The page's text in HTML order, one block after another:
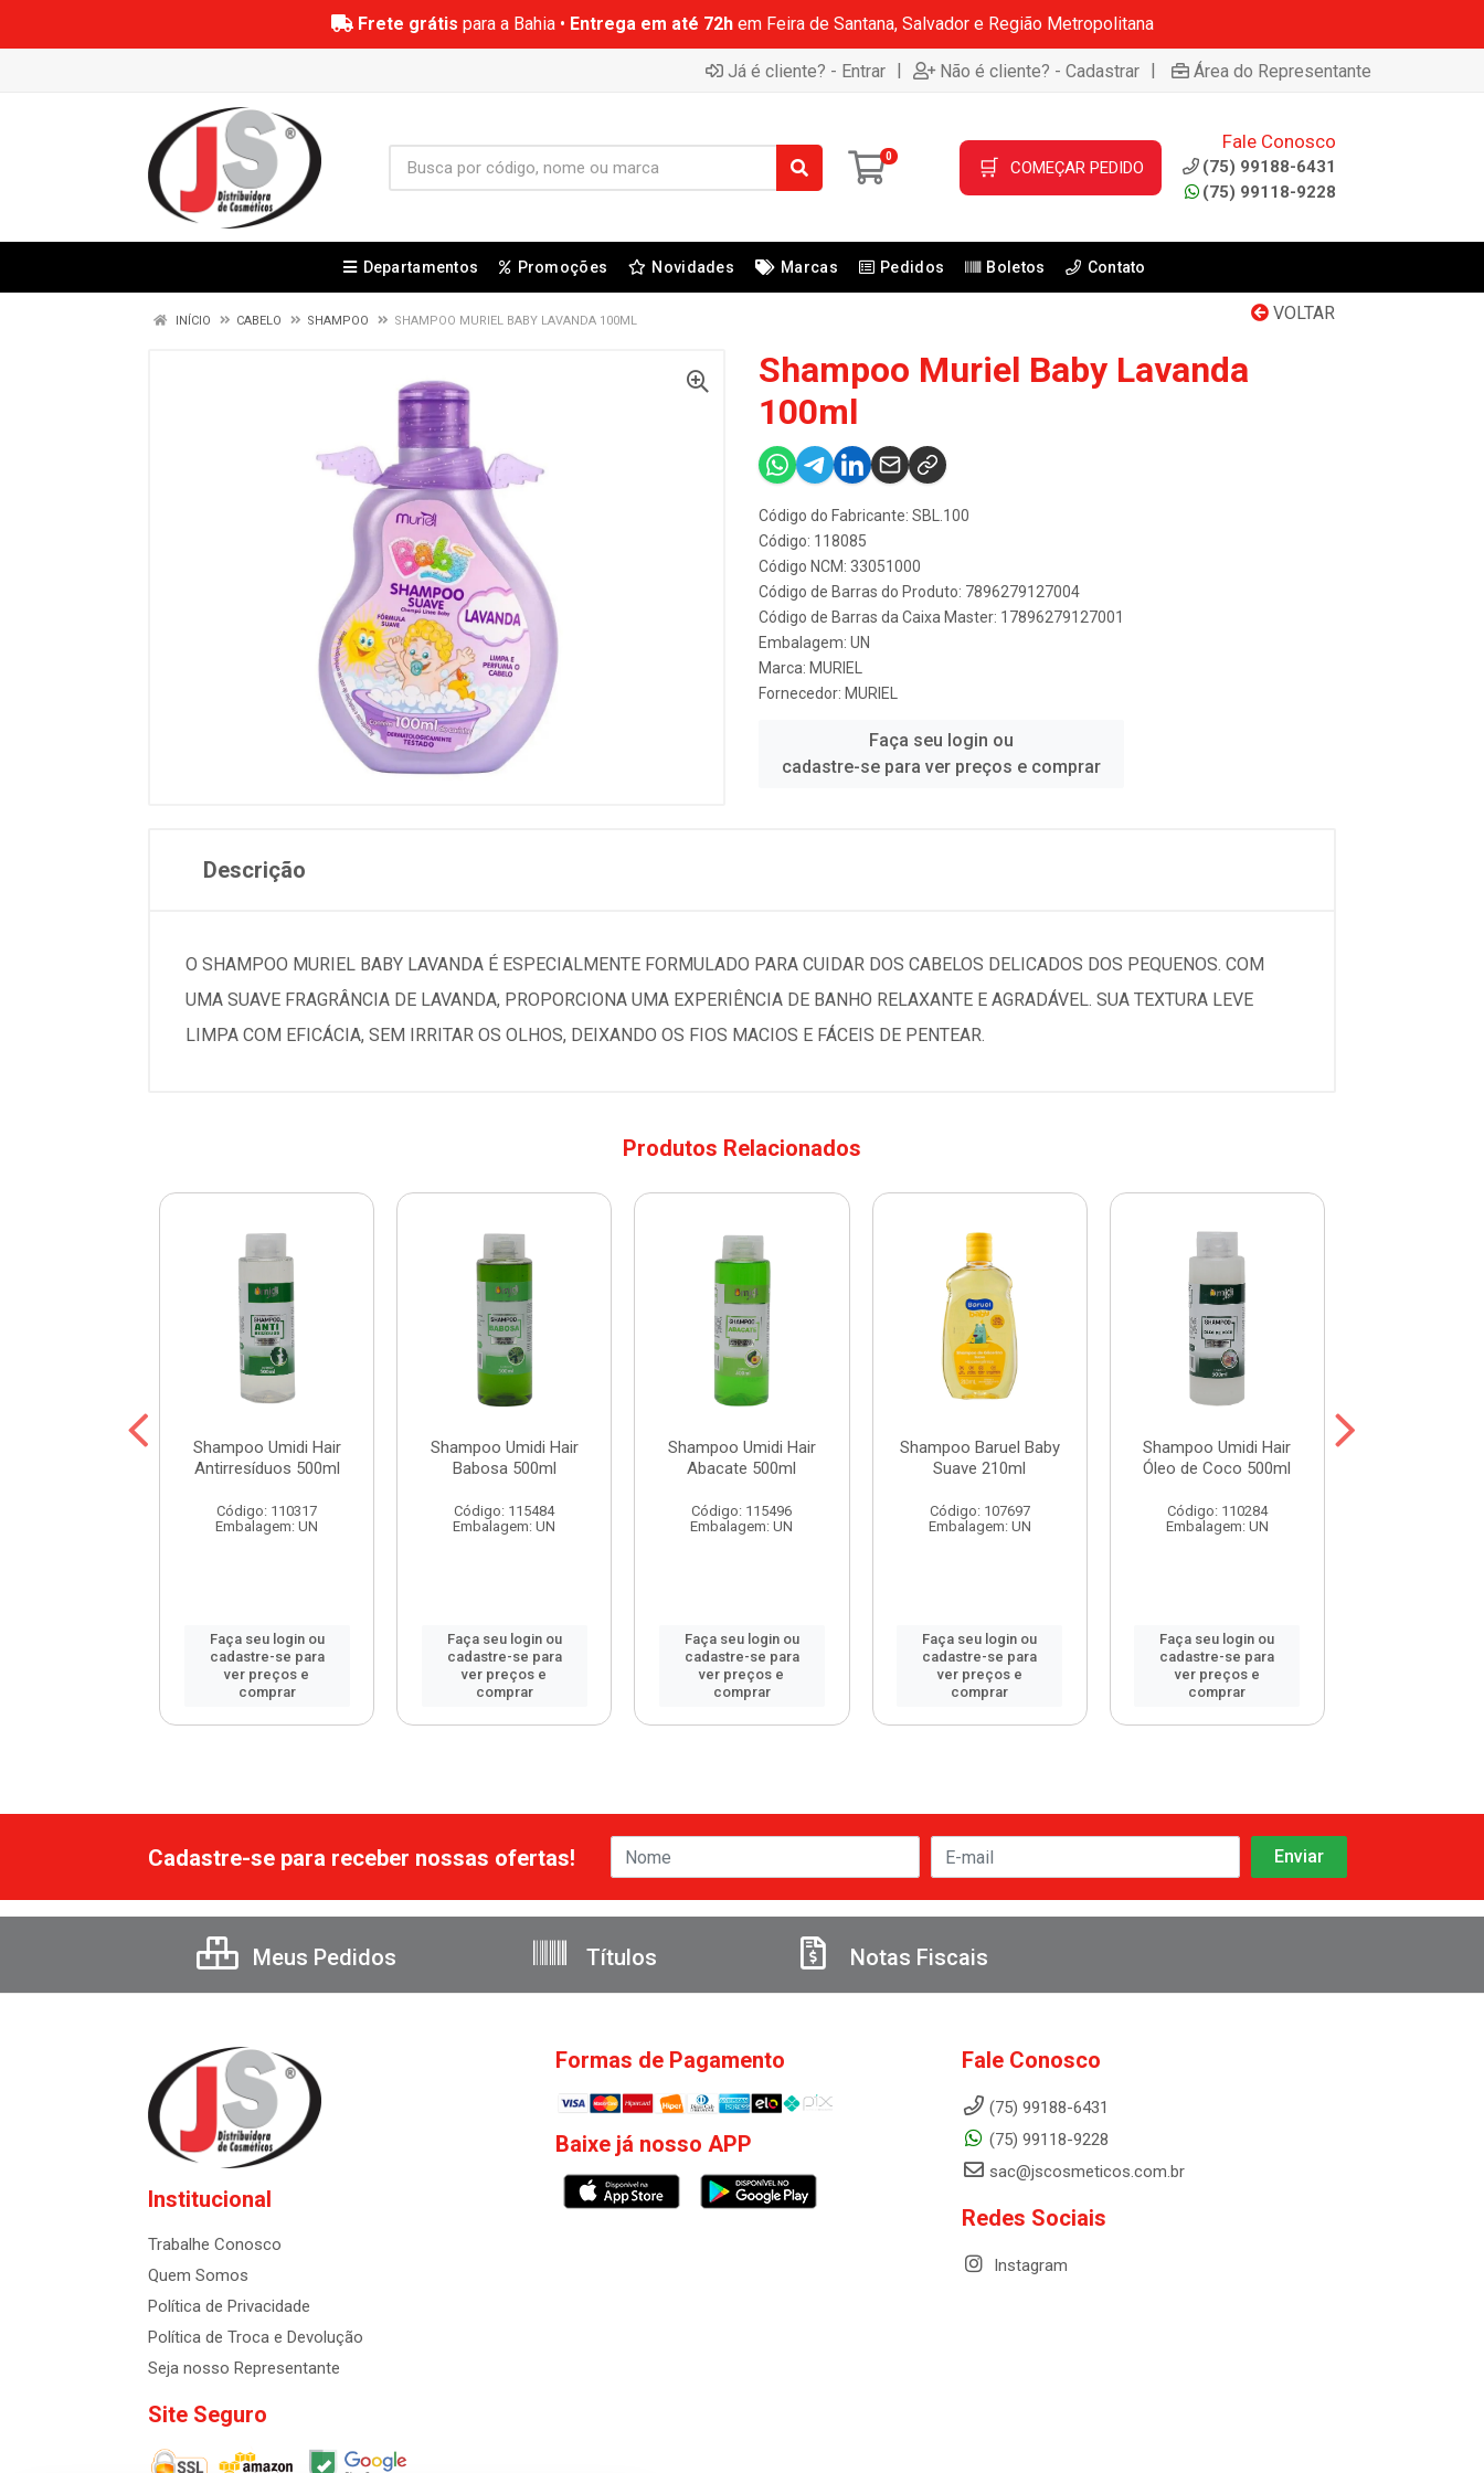
Frete grátis para a Bahia • Entrega em até 72hem Feira de Santana, Salvador e Região Metropolitana
Já é cliente? - Entrar | Não é cliente? - Cadastrar | Área do Representante
0 🛒 COMEÇAR PEDIDO
Fale Conosco
(75) 99188-6431
(75) 99118-9228
Departamentos Promoções Novidades Marcas Pedidos Boletos Contato
VOLTAR
INÍCIO CABELO SHAMPOO SHAMPOO MURIEL BABY LAVANDA 100ML
Shampoo Muriel Baby Lavanda
100ml
Código do Fabricante: SBL.100
Código: 118085
Código NCM: 33051000
Código de Barras do Produto: 7896279127004
Código de Barras da Caixa Master: 17896279127001
Embalagem: UN
Marca: MURIEL
Fornecedor: MURIEL
Faça seu login ou
cadastre-se para ver preços e comprar
Descrição
O SHAMPOO MURIEL BABY LAVANDA É ESPECIALMENTE FORMULADO PARA CUIDAR DOS CABELOS DELICADOS DOS PEQUENOS. COM
UMA SUAVE FRAGRÂNCIA DE LAVANDA, PROPORCIONA UMA EXPERIÊNCIA DE BANHO RELAXANTE E AGRADÁVEL. SUA TEXTURA LEVE
LIMPA COM EFICÁCIA, SEM IRRITAR OS OLHOS, DEIXANDO OS FIOS MACIOS E FÁCEIS DE PENTEAR.
Produtos Relacionados
Shampoo Umidi Hair
Antirresíduos 500ml
Código: 110317
Embalagem: UN
Faça seu login ou
cadastre-se para
ver preços e
comprar
Shampoo Umidi Hair
Babosa 500ml
Código: 115484
Embalagem: UN
Faça seu login ou
cadastre-se para
ver preços e
comprar
Shampoo Umidi Hair
Abacate 500ml
Código: 115496
Embalagem: UN
Faça seu login ou
cadastre-se para
ver preços e
comprar
Shampoo Baruel Baby
Suave 210ml
Código: 107697
Embalagem: UN
Faça seu login ou
cadastre-se para
ver preços e
comprar
Shampoo Umidi Hair
Óleo de Coco 500ml
Código: 110284
Embalagem: UN
Faça seu login ou
cadastre-se para
ver preços e
comprar
Cadastre-se para receber nossas ofertas!
Meus Pedidos Títulos Notas Fiscais
Institucional
Trabalhe Conosco
Quem Somos
Política de Privacidade
Política de Troca e Devolução
Seja nosso Representante
Site Seguro
Formas de Pagamento
Baixe já nosso APP
Fale Conosco
(75) 99188-6431
(75) 99118-9228
sac@jscosmeticos.com.br
Redes Sociais
Instagram